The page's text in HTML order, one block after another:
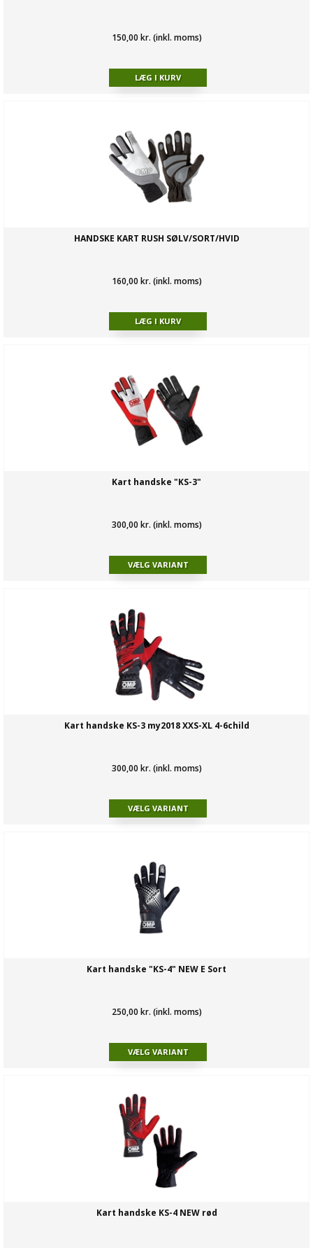
150,00 kr. (inkl. moms)
HANDSKE KART RUSH SØLV/SORT/HVID
160,00 kr. (inkl. moms)
Kart handske "KS-3"
300,00 kr. (inkl. moms)
Kart handske KS-3 my2018 XXS-XL 4-6child
300,00 kr. (inkl. moms)
Kart handske "KS-4" NEW E Sort
250,00 kr. (inkl. moms)
Kart handske KS-4 NEW rød